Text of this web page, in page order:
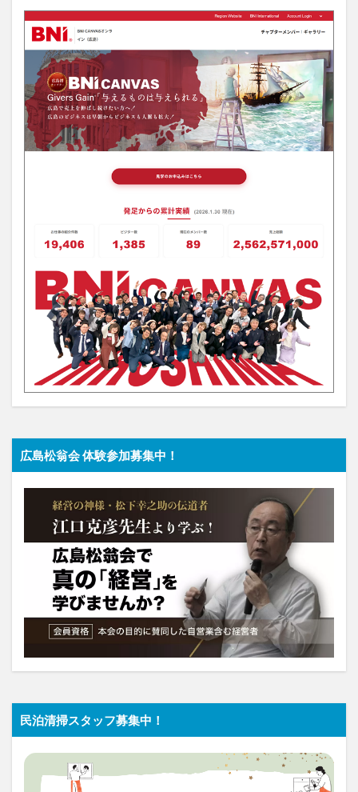
広島松翁会 体験参加募集中！
民泊清掃スタッフ募集中！